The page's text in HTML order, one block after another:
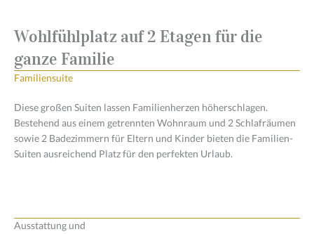
Wohlfühlplatz auf 2 Etagen für die
ganze Familie
Familiensuite
Diese großen Suiten lassen Familienherzen höherschlagen.
Bestehend aus einem getrennten Wohnraum und 2 Schlafräumen
sowie 2 Badezimmern für Eltern und Kinder bieten die Familien-
Suiten ausreichend Platz für den perfekten Urlaub.
Ausstattung und